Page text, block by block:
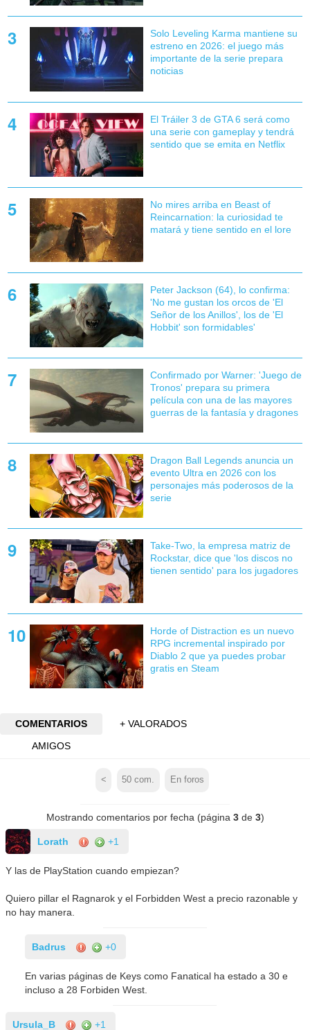
Solo Leveling Karma mantiene su
estreno en 2026: el juego más
importante de la serie prepara
noticias
El Tráiler 3 de GTA 6 será como
una serie con gameplay y tendrá
sentido que se emita en Netflix
No mires arriba en Beast of
Reincarnation: la curiosidad te
matará y tiene sentido en el lore
Peter Jackson (64), lo confirma:
'No me gustan los orcos de 'El
Señor de los Anillos', los de 'El
Hobbit' son formidables'
Confirmado por Warner: 'Juego de
Tronos' prepara su primera
película con una de las mayores
guerras de la fantasía y dragones
Dragon Ball Legends anuncia un
evento Ultra en 2026 con los
personajes más poderosos de la
serie
Take-Two, la empresa matriz de
Rockstar, dice que 'los discos no
tienen sentido' para los jugadores
Horde of Distraction es un nuevo
RPG incremental inspirado por
Diablo 2 que ya puedes probar
gratis en Steam
COMENTARIOS
+ VALORADOS
AMIGOS
< 50 com. En foros
Mostrando comentarios por fecha (página 3de 3)
Lorath +1
Y las de PlayStation cuando empiezan?
Quiero pillar el Ragnarok y el Forbidden West a precio razonable y
no hay manera.
Badrus +0
En varias páginas de Keys como Fanatical ha estado a 30 e
incluso a 28 Forbiden West.
Ursula_B +1